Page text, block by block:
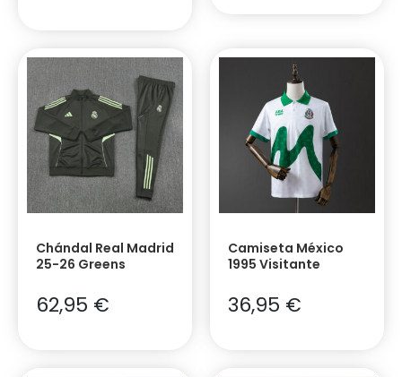
Chándal Real Madrid
25-26 Greens
62,95 €
Camiseta México
1995 Visitante
36,95 €